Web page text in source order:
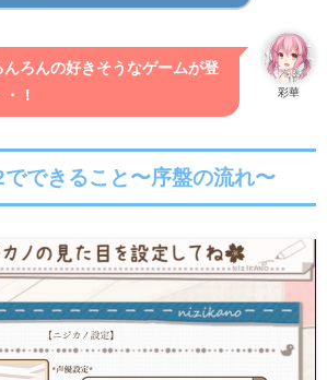
彩華
んろんの好きそうなゲームが登
！
できること〜序盤の流れ〜